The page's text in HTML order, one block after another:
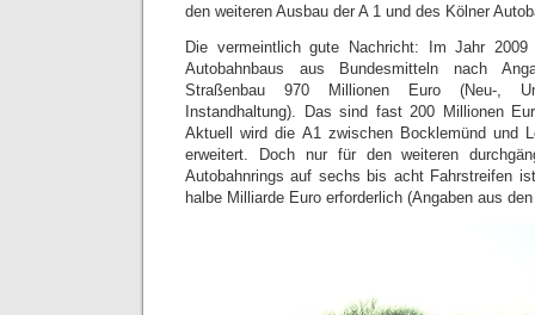
den weiteren Ausbau der A 1 und des Kölner
Die vermeintlich gute Nachricht: Im Jahr
Autobahnbaus aus Bundesmitteln nach
Straßenbau 970 Millionen Euro (Neu-,
Instandhaltung). Das sind fast 200 Millionen
Aktuell wird die A1 zwischen Bocklemünd und
erweitert. Doch nur für den weiteren
Autobahnrings auf sechs bis acht Fahrstreifen
halbe Milliarde Euro erforderlich (Angaben aus